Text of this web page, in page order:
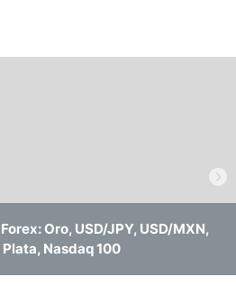
Oro, USD/JPY, USD/MXN,
Nasdaq 100
Ruptura al Alza del Dólar,
el Petróleo y Oro con Techo
Plata, Oro, USD/CAD,
USD, Bitcoin, NASDAQ 100